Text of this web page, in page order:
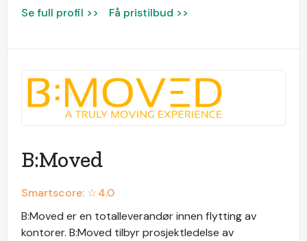
Se full profil >> Få pristilbud >>
B:Moved
Smartscore: ☆4.0
B:Moved er en totalleverandør innen flytting av
kontorer. B:Moved tilbyr prosjektledelse av